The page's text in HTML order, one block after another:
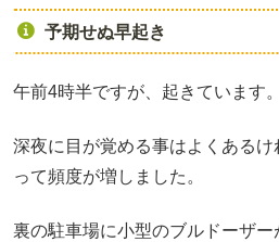
予期せぬ早起き
午前4時半ですが、起きています。
深夜に目が覚める事はよくある
って頻度が増しました。
裏の駐車場に小型のブルドーザ